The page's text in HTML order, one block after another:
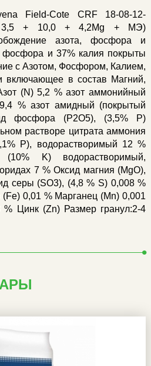
Field-Cote CRF 18-08-12-
+ 10,0 + 4,2Mg + МЭ)
азота, фосфора и
фосфора и 37% калия покрыты
с Азотом, Фосфором, Калием,
включающее в состав Магний,
(N) 5,2 % азот аммонийный
% азот амидный (покрытый
фосфора (P2O5), (3,5% P)
растворе цитрата аммония
P), водорастворимый 12 %
K) водорастворимый,
7 % Оксид магния (MgO),
серы (SO3), (4,8 % S) 0,008 %
0,01 % Марганец (Mn) 0,001
Цинк (Zn) Размер гранул:2-4